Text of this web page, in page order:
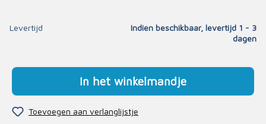
Levertijd
Indien beschikbaar, levertijd 1 - 3
dagen
In het winkelmandje
Toevoegen aan verlanglijstje